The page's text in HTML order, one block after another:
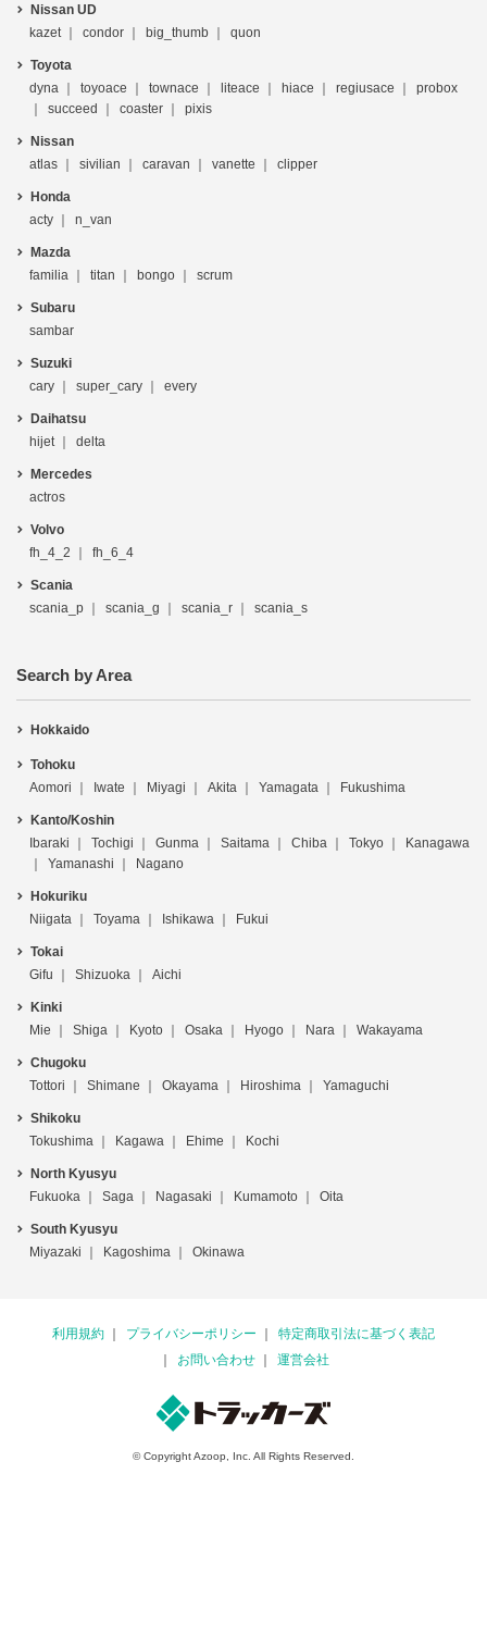
Nissan UD
kazet
condor big_thumb quon
Toyota
dyna
toyoace townace liteace hiace regiusace
probox
succeed
coaster pixis
Nissan
atlas
sivilian caravan vanette clipper
Honda
acty
n_van
Mazda
familia
titan bongo scrum
Subaru
sambar
Suzuki
cary
super_cary every
Daihatsu
hijet
delta
Mercedes
actros
Volvo
fh_4_2
fh_6_4
Scania
scania_p
scania_g scania_r scania_s
Search by Area
Hokkaido
Tohoku
Aomori
Iwate Miyagi Akita Yamagata Fukushima
Kanto/Koshin
Ibaraki
Tochigi Gunma Saitama Chiba Tokyo
Kanagawa
Yamanashi
Nagano
Hokuriku
Niigata
Toyama Ishikawa Fukui
Tokai
Gifu
Shizuoka Aichi
Kinki
Mie
Shiga Kyoto Osaka Hyogo Nara Wakayama
Chugoku
Tottori
Shimane Okayama Hiroshima Yamaguchi
Shikoku
Tokushima
Kagawa Ehime Kochi
North Kyusyu
Fukuoka
Saga Nagasaki Kumamoto Oita
South Kyusyu
Miyazaki
Kagoshima Okinawa
利用規約 プライバシーポリシー
特定商取引法に基づく表記
お問い合わせ
運営会社
© Copyright Azoop, Inc. All Rights Reserved.